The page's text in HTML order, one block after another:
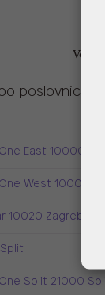
poslovnicama
East 10000
West 10000
10020 Zagreb
Split 21000